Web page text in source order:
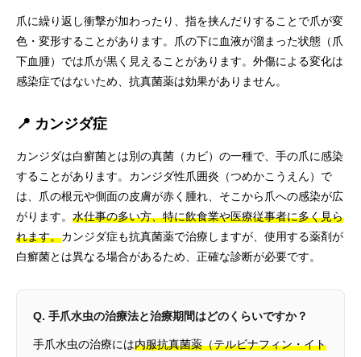
爪に繰り返し衝撃が加わったり、指を挟んだりすることで爪が変
色・変形することがあります。爪の下に血液が溜まった状態（爪
下血腫）では爪が黒く見えることがあります。外傷による変化は
感染症ではないため、抗真菌薬は効果がありません。
📍 カンジダ症
カンジダは白癬菌とは別の真菌（カビ）の一種で、手の爪に感染
することがあります。カンジダ性爪囲炎（つめかこうえん）で
は、爪の根元や側面の皮膚が赤く腫れ、そこから爪への感染が広
がります。 水仕事の多い方、特に飲食業や医療従事者に多く見ら
れます。カンジダ症も抗真菌薬で治療しますが、使用する薬剤が
白癬菌とは異なる場合があるため、正確な診断が必要です。
Q. 手爪水虫の治療法と治療期間はどのくらいですか？
手爪水虫の治療には内服抗真菌薬（テルビナフィン・イト